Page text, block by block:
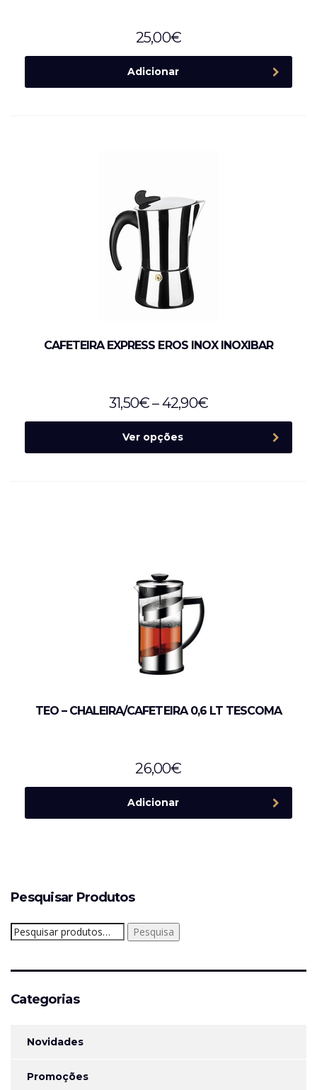
25,00€
Adicionar
CAFETEIRA EXPRESS EROS INOX INOXIBAR
31,50€–42,90€
Ver opções
TEO – CHALEIRA/CAFETEIRA 0,6 LT TESCOMA
26,00€
Adicionar
Pesquisar Produtos
Pesquisar
por:
Pesquisa
Categorias
Novidades
Promoções